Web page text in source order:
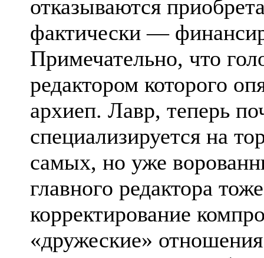
отказываются
фактически —
Примечательно, что
редактором которого
архиеп. Лавр, теперь
специализируется на
самых, но уже
главного редактора
корректирование
«дружеские»